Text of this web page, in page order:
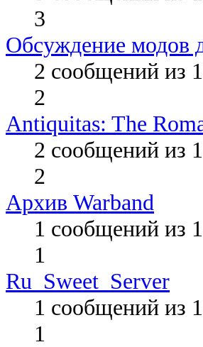
3
Обсуждение модов
2 сообщений из
2
Antiquitas: The
2 сообщений из
2
Архив Warband
1 сообщений из
1
Ru_Sweet_Server
1 сообщений из
1